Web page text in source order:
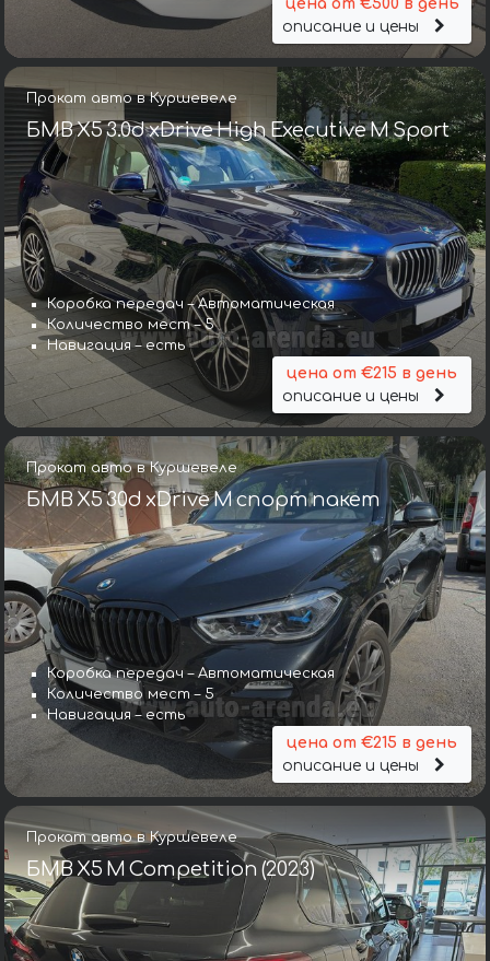
цена от €500 в день
описание и цены
Прокат авто в Куршевеле
БМВ X5 3.0d xDrive High Executive M Sport
Коробка передач – Автоматическая
Количество мест – 5
Навигация – есть
цена от €215 в день
описание и цены
Прокат авто в Куршевеле
БМВ X5 30d xDrive M спорт пакет
Коробка передач – Автоматическая
Количество мест – 5
Навигация – есть
цена от €215 в день
описание и цены
Прокат авто в Куршевеле
БМВ X5 M Competition (2023)